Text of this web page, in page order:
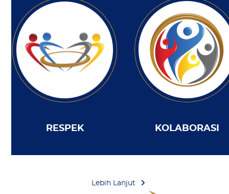
RESPEK KOLABORASI
Lebih Lanjut